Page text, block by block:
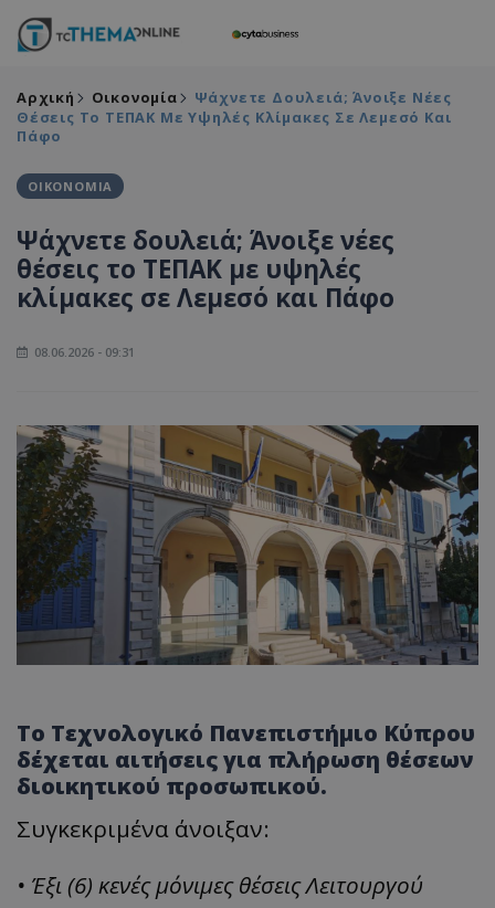
Αρχική Οικονομία
Ψάχνετε Δουλειά; Άνοιξε Νέες
Θέσεις Το ΤΕΠΑΚ Με Υψηλές Κλίμακες Σε Λεμεσό Και
Πάφο
ΟΙΚΟΝΟΜΙΑ
Ψάχνετε δουλειά; Άνοιξε νέες
θέσεις το ΤΕΠΑΚ με υψηλές
κλίμακες σε Λεμεσό και Πάφο
08.06.2026 - 09:31
Το Τεχνολογικό Πανεπιστήμιο Κύπρου
δέχεται αιτήσεις για πλήρωση θέσεων
διοικητικού προσωπικού.
Συγκεκριμένα άνοιξαν:
• Έξι (6) κενές μόνιμες θέσεις Λειτουργού